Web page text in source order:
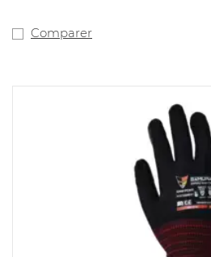
Comparer